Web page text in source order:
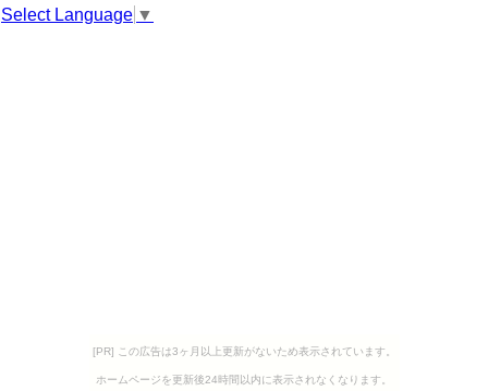
Select Language ▼
[PR] この広告は3ヶ月以上更新がないため表示されています。
ホームページを更新後24時間以内に表示されなくなります。